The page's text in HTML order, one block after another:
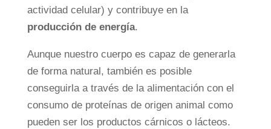
actividad celular) y contribuye en la
producción de energía.
Aunque nuestro cuerpo es capaz de generarla
de forma natural, también es posible
conseguirla a través de la alimentación con el
consumo de proteínas de origen animal como
pueden ser los productos cárnicos o lácteos.